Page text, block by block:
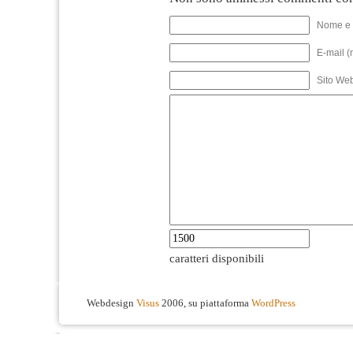
Nome
E-mail
Sito
caratteri disponibili
Webdesign Visus 2006, su piattaforma WordPress